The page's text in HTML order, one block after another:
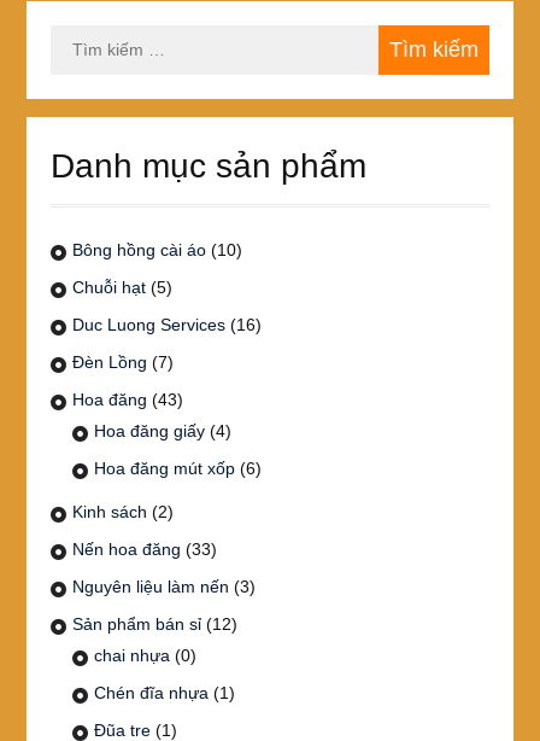
kiếm
Danh mục sản phẩm
Bông hồng cài áo (10)
Chuỗi hạt (5)
Duc Luong Services (16)
Đèn Lồng (7)
Hoa đăng (43)
Hoa đăng giấy (4)
Hoa đăng mút xốp (6)
Kinh sách (2)
Nến hoa đăng (33)
Nguyên liệu làm nến (3)
Sản phẩm bán sỉ (12)
chai nhựa (0)
Chén đĩa nhựa (1)
Đũa tre (1)